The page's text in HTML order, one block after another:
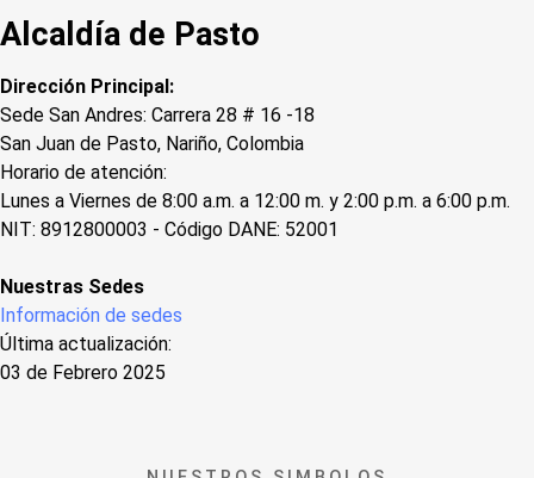
Alcaldía de Pasto
Dirección Principal:
Sede San Andres: Carrera 28 # 16 -18
San Juan de Pasto, Nariño, Colombia
Horario de atención:
Lunes a Viernes de 8:00 a.m. a 12:00 m. y 2:00 p.m. a 6:00 p.m.
NIT: 8912800003 - Código DANE: 52001
Nuestras Sedes
Información de sedes
Última actualización:
03 de Febrero 2025